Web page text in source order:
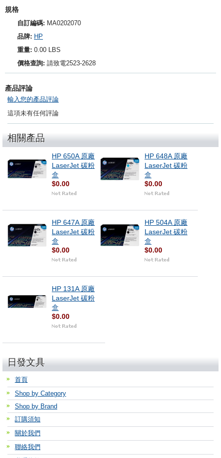
規格
自訂編碼: MA0202070
品牌: HP
重量: 0.00 LBS
價格查詢: 請致電2523-2628
產品評論
輸入您的產品評論
這項未有任何評論
相關產品
HP 650A 原廠
LaserJet 碳粉
盒
$0.00
HP 648A 原廠
LaserJet 碳粉
盒
$0.00
HP 647A 原廠
LaserJet 碳粉
盒
$0.00
HP 504A 原廠
LaserJet 碳粉
盒
$0.00
HP 131A 原廠
LaserJet 碳粉
盒
$0.00
日發文具
首頁
Shop by Category
Shop by Brand
訂購須知
關於我們
聯絡我們